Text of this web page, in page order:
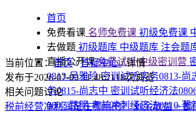
首页
免费看课 名师免费课 初级免费课
去做题 初级题库 中级题库 注会题
直播公开课免费试听|中级密训营
0813-吴雅玲密训试听实务0813-尚
务0815-尚志中 密训试听经济法
0807-路明考前冲刺经济法0810-著
当前位置：首页/答疑中心/详情
发布于2026-07-03 11:48:2118次浏览
相关问题讨论
税前经营净利润是在哪用的？剩余收益 = 部